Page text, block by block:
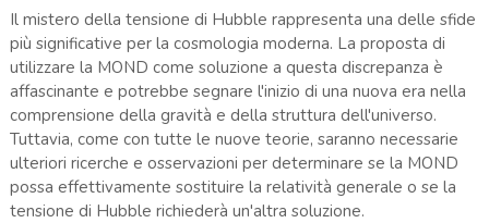
Il mistero della tensione di Hubble rappresenta una delle sfide
più significative per la cosmologia moderna. La proposta di
utilizzare la MOND come soluzione a questa discrepanza è
affascinante e potrebbe segnare l'inizio di una nuova era nella
comprensione della gravità e della struttura dell'universo.
Tuttavia, come con tutte le nuove teorie, saranno necessarie
ulteriori ricerche e osservazioni per determinare se la MOND
possa effettivamente sostituire la relatività generale o se la
tensione di Hubble richiederà un'altra soluzione.